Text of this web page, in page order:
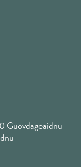
Guovdageaidnu